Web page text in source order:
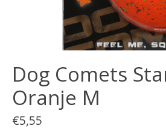
Dog Comets
Oranje M
€5,55